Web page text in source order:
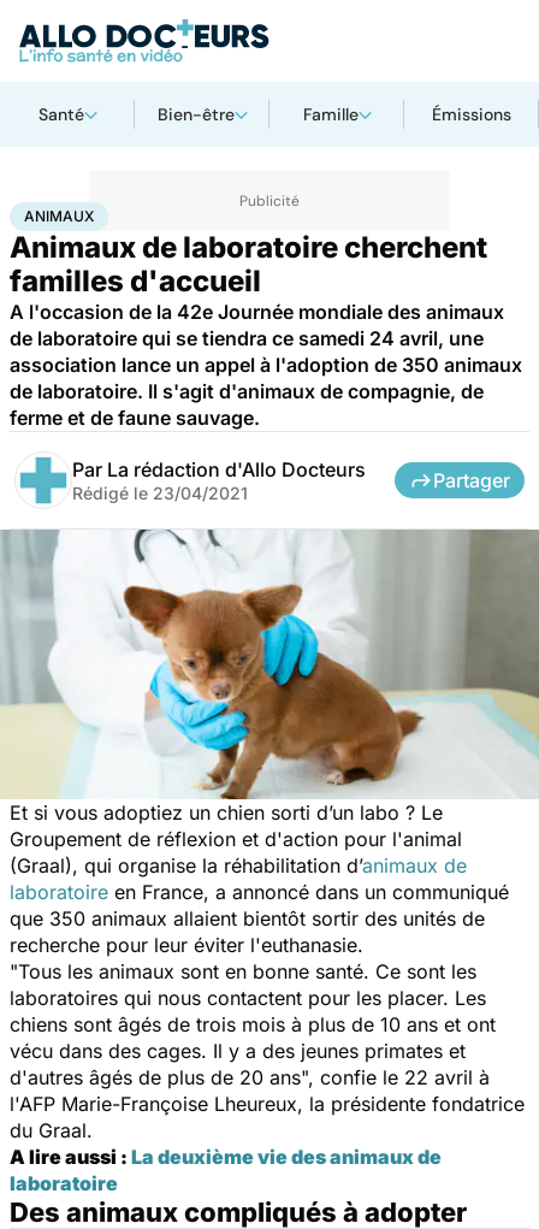
Santé Bien-être Famille Émissions
AccueilSanté
ANIMAUX
Animaux de laboratoire cherchent
familles d'accueil
A l'occasion de la 42e Journée mondiale des animaux
de laboratoire qui se tiendra ce samedi 24 avril, une
association lance un appel à l'adoption de 350 animaux
de laboratoire. Il s'agit d'animaux de compagnie, de
ferme et de faune sauvage.
Par La rédaction d'Allo Docteurs
Rédigé le 23/04/2021
Partager
Et si vous adoptiez un chien sorti d’un labo ? Le
Groupement de réflexion et d'action pour l'animal
(Graal), qui organise la réhabilitation d’animaux de
laboratoire en France, a annoncé dans un communiqué
que 350 animaux allaient bientôt sortir des unités de
recherche pour leur éviter l'euthanasie.
"Tous les animaux sont en bonne santé. Ce sont les
laboratoires qui nous contactent pour les placer. Les
chiens sont âgés de trois mois à plus de 10 ans et ont
vécu dans des cages. Il y a des jeunes primates et
d'autres âgés de plus de 20 ans", confie le 22 avril à
l'AFP Marie-Françoise Lheureux, la présidente fondatrice
du Graal.
A lire aussi : La deuxième vie des animaux de
laboratoire
Des animaux compliqués à adopter